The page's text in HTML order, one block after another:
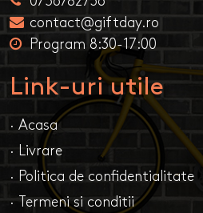
contact@giftday.ro
Program 8:30-17:00
Link-uri utile
· Acasa
· Livrare
· Politica de confidentialitate
· Termeni si conditii